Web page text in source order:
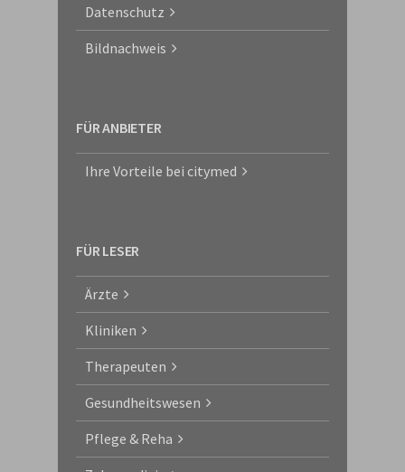
Datenschutz
Bildnachweis
FÜR ANBIETER
Ihre Vorteile bei citymed
FÜR LESER
Ärzte
Kliniken
Therapeuten
Gesundheitswesen
Pflege & Reha